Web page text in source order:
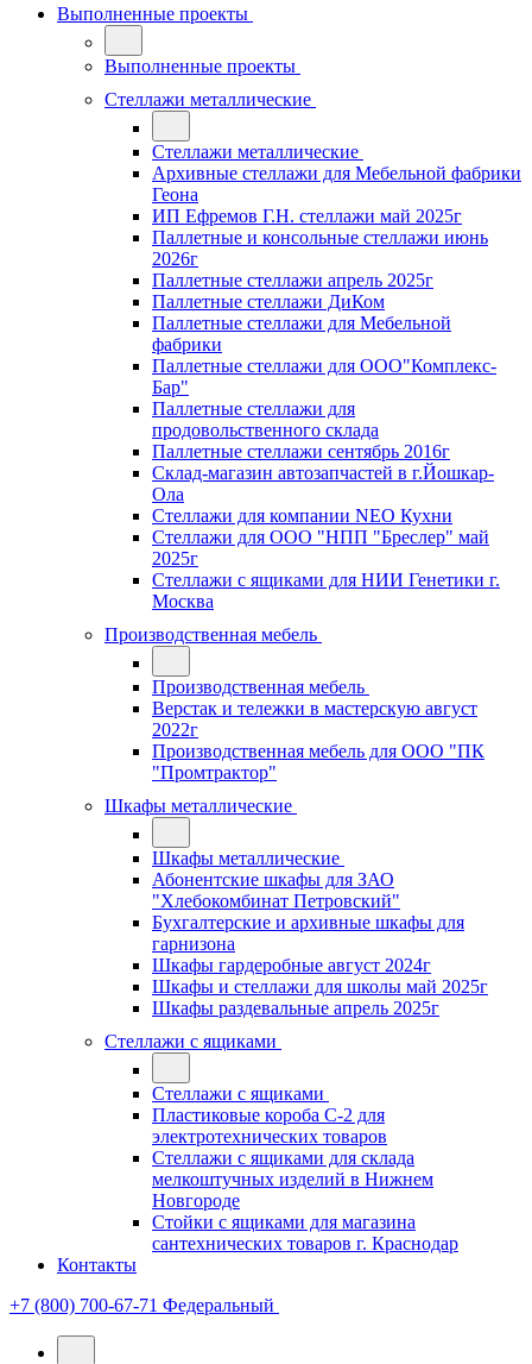
Выполненные проекты
Выполненные проекты
Стеллажи металлические
Стеллажи металлические
Архивные стеллажи для Мебельной фабрики
Геона
ИП Ефремов Г.Н. стеллажи май 2025г
Паллетные и консольные стеллажи июнь
2026г
Паллетные стеллажи апрель 2025г
Паллетные стеллажи ДиКом
Паллетные стеллажи для Мебельной
фабрики
Паллетные стеллажи для ООО"Комплекс-
Бар"
Паллетные стеллажи для
продовольственного склада
Паллетные стеллажи сентябрь 2016г
Склад-магазин автозапчастей в г.Йошкар-
Ола
Стеллажи для компании NEO Кухни
Стеллажи для ООО "НПП "Бреслер" май
2025г
Стеллажи с ящиками для НИИ Генетики г.
Москва
Производственная мебель
Производственная мебель
Верстак и тележки в мастерскую август
2022г
Производственная мебель для ООО "ПК
"Промтрактор"
Шкафы металлические
Шкафы металлические
Абонентские шкафы для ЗАО
"Хлебокомбинат Петровский"
Бухгалтерские и архивные шкафы для
гарнизона
Шкафы гардеробные август 2024г
Шкафы и стеллажи для школы май 2025г
Шкафы раздевальные апрель 2025г
Стеллажи с ящиками
Стеллажи с ящиками
Пластиковые короба С-2 для
электротехнических товаров
Стеллажи с ящиками для склада
мелкоштучных изделий в Нижнем
Новгороде
Стойки с ящиками для магазина
сантехнических товаров г. Краснодар
Контакты
+7 (800) 700-67-71 Федеральный